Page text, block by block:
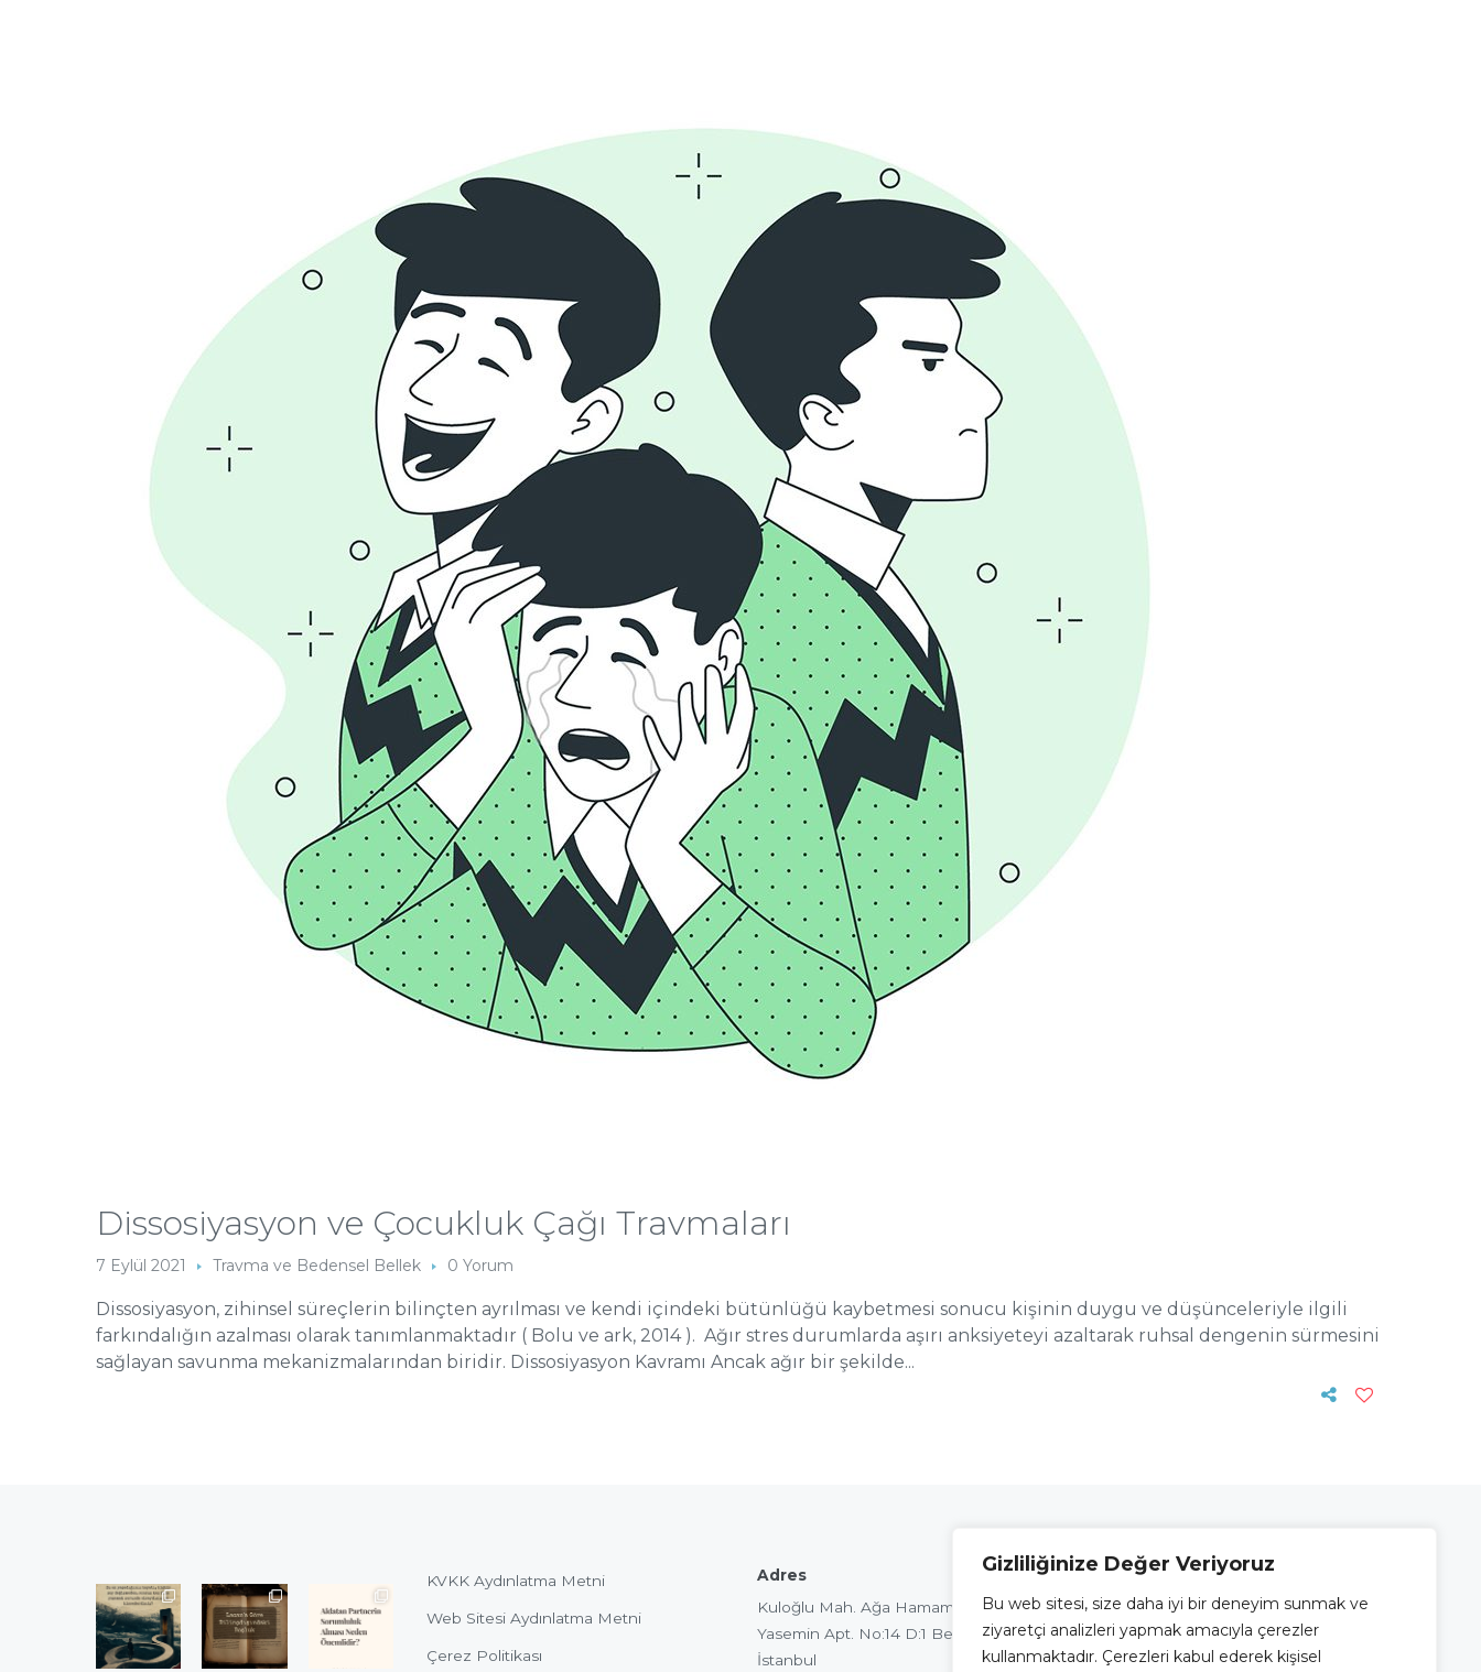
Gizliliğinize Değer Veriyoruz
Bu web sitesi, size daha iyi bir deneyim sunmak ve
ziyaretçi analizleri yapmak amacıyla çerezler
kullanmaktadır. Çerezleri kabul ederek kişisel
Dissosiyasyon ve Çocukluk Çağı Travmaları
7 Eylül 2021 Travma ve Bedensel Bellek 0 Yorum
Dissosiyasyon, zihinsel süreçlerin bilinçten ayrılması ve kendi içindeki bütünlüğü kaybetmesi sonucu kişinin duygu ve düşünceleriyle ilgili
farkındalığın azalması olarak tanımlanmaktadır ( Bolu ve ark, 2014 ). Ağır stres durumlarda aşırı anksiyeteyi azaltarak ruhsal dengenin sürmesini
sağlayan savunma mekanizmalarından biridir. Dissosiyasyon Kavramı Ancak ağır bir şekilde...
KVKK Aydınlatma Metni
Web Sitesi Aydınlatma Metni
Çerez Politikası
Adres
Kuloğlu Mah. Ağa Hamamı Sok.
Yasemin Apt. No:14 D:1 Beyoğlu /
İstanbul
Bu internet sitesinin içeriği ve
uygulamaları, sadece bilgilendirme ve
eğitim amaçlı olup, herhangi bir şekilde
tıbbi öneri verme veya herhangi bir